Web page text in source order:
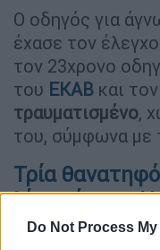
Do Not Process
Ο οδηγός για
έχασε τον
τον 23χρονο
του ΕΚΑΒ και
τραυματισμένο,
του, σύμφωνα με
Τρία
λίγες ώρες -
Ασπρόπυργο